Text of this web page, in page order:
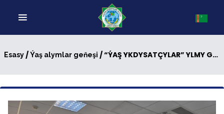
Esasy/Ýaş alymlar geňeşi / “ÝAŞ YKDYSATÇYLAR” YLMY GURNAGYNYŇ DUŞUŞYGY GEÇIRILDI